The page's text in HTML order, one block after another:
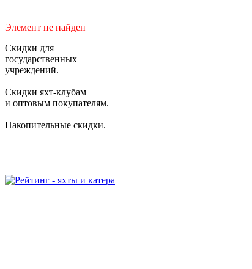
Элемент не найден
Скидки для
государственных
учреждений.
Скидки яхт-клубам
и оптовым покупателям.
Накопительные скидки.